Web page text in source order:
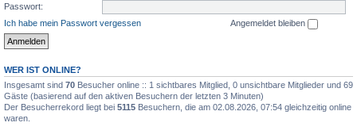
Passwort:
Ich habe mein Passwort vergessen
Angemeldet bleiben
WER IST ONLINE?
Insgesamt sind 70 Besucher online :: 1 sichtbares Mitglied, 0 unsichtbare Mitglieder und 69
Gäste (basierend auf den aktiven Besuchern der letzten 3 Minuten)
Der Besucherrekord liegt bei 5115 Besuchern, die am 02.08.2026, 07:54 gleichzeitig online
waren.